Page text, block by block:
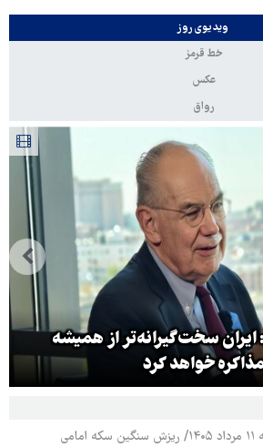
ویدیوی روز
خط قرمز
عکس
رواق
سخت‌گیرانه‌تر از همیشه
خواهد کرد